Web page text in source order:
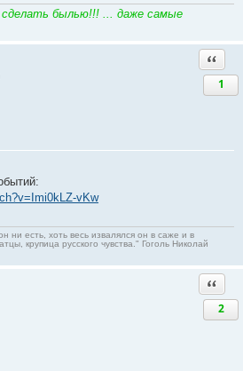
былью!!! ... даже самые
1
vKw
ни есть, хоть весь извалялся он в саже и в
крупица русского чувства." Гоголь Николай
2